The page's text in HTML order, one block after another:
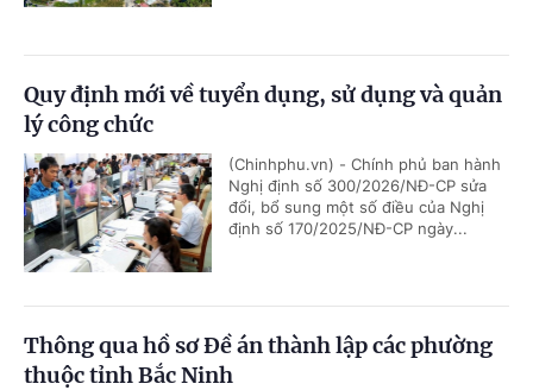
Quy định mới về tuyển dụng, sử dụng và quản
lý công chức
(Chinhphu.vn) - Chính phủ ban hành
Nghị định số 300/2026/NĐ-CP sửa
đổi, bổ sung một số điều của Nghị
định số 170/2025/NĐ-CP ngày...
Thông qua hồ sơ Đề án thành lập các phường
thuộc tỉnh Bắc Ninh